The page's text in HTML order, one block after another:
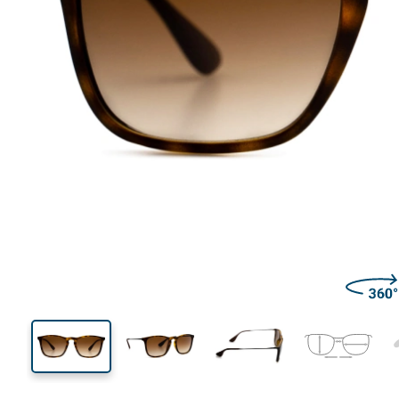
Ширина
42 mm
Высота линзы Ширина линзы
Ширина